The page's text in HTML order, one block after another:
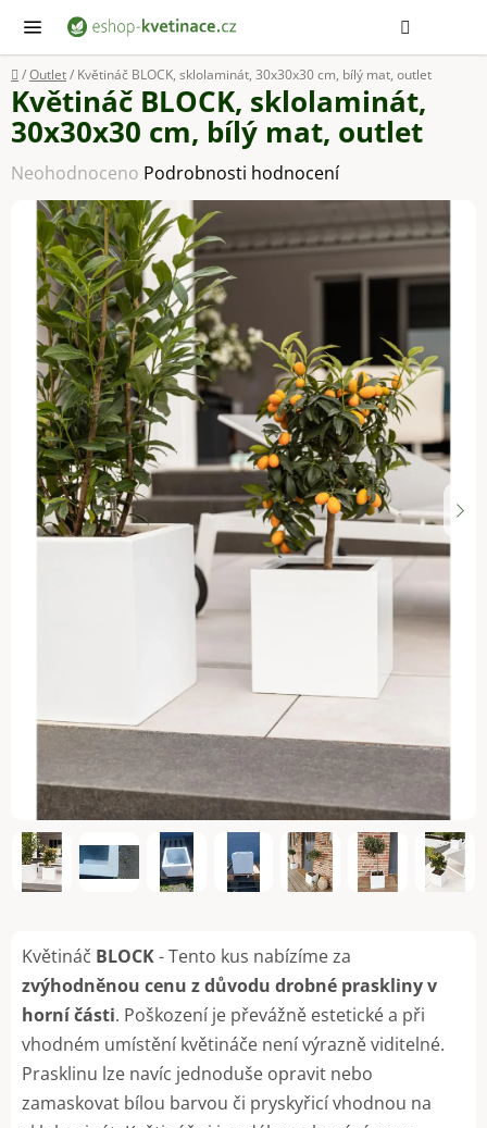
obsah
Domů
/Outlet/ Květináč BLOCK, sklolaminát, 30x30x30 cm, bílý mat, outlet
Květináč BLOCK- Tento kus nabízíme za
zvýhodněnou cenu z důvodu drobné praskliny v
horní části. Poškození je převážně estetické a při
vhodném umístění květináče není výrazně viditelné.
Prasklinu lze navíc jednoduše opravit nebo
zamaskovat bílou barvou či pryskyřicí vhodnou na
Květináč BLOCK, sklolaminát,
30x30x30 cm, bílý mat, outlet
Průměrné
hodnocení
produktu
hvězdiček.
Neohodnoceno Podrobnosti hodnocení